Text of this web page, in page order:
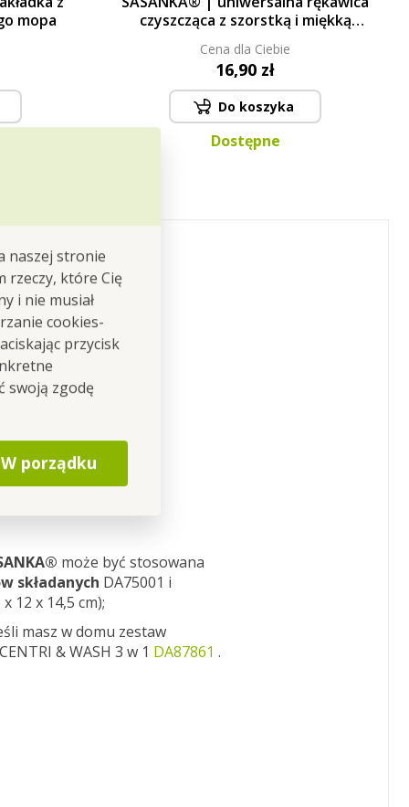
naszej stronie
rzeczy, które Cię
i nie musiał
cookies-
przycisk
swoją zgodę
W porządku
mopa
czyszcząca z szorstką i miękką
Cena dla Ciebie
16,90 zł
Do koszyka
Dostępne
14 cm.
może być stosowana
składanych DA75001 i
12 x 14,5 cm);
masz w domu zestaw
& WASH 3 w 1 DA87861 .